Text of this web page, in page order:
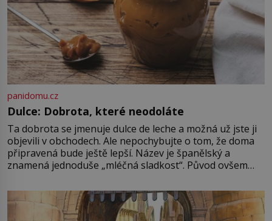
panidomu.cz
Dulce: Dobrota, které neodoláte
Ta dobrota se jmenuje dulce de leche a možná už jste ji
objevili v obchodech. Ale nepochybujte o tom, že doma
připravená bude ještě lepší. Název je španělský a
znamená jednoduše „mléčná sladkost“. Původ ovšem
pře hned několik latinskoamerických zemí a k tomu
Francie, kde se traduje,